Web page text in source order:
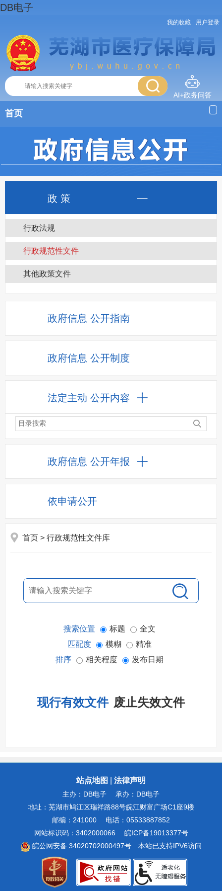
DB电子
我的收藏 用户登录
AI+政务问答
首页
政 策
行政法规
行政规范性文件
其他政策文件
政府信息 公开指南
政府信息 公开制度
法定主动 公开内容
政府信息 公开年报
依申请公开
首页 > 行政规范性文件库
搜索位置 标题
全文
匹配度
模糊
精准
排序
相关程度 发布日期
现行有效文件 废止失效文件
站点地图 法律声明
主办：DB电子
承办：DB电子
地址：芜湖市鸠江区瑞祥路88号皖江财富广场C1座9楼
邮编：241000
电话：05533887852
网站标识码：3402000066
皖ICP备19013377号
皖公网安备 34020702000497号
本站已支持IPV6访问